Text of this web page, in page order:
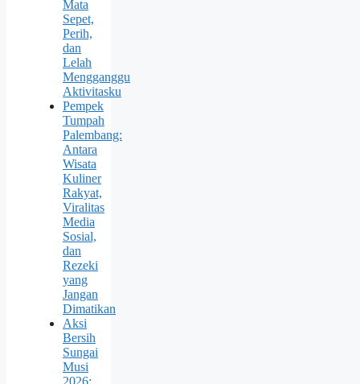
Mata
Sepet,
Perih,
dan
Lelah
Mengganggu
Aktivitasku
Pempek
Tumpah
Palembang:
Antara
Wisata
Kuliner
Rakyat,
Viralitas
Media
Sosial,
dan
Rezeki
yang
Jangan
Dimatikan
Aksi
Bersih
Sungai
Musi
2026: